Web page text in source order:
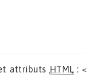
attributs HTML: